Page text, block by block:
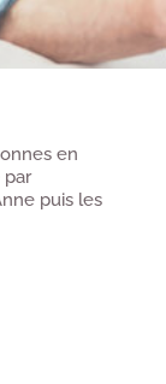
en
par
puis les